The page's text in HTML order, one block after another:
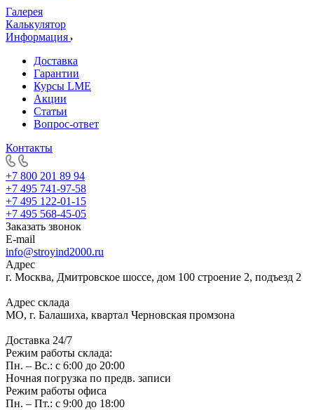
Галерея
Калькулятор
Информация
Доставка
Гарантии
Курсы LME
Акции
Статьи
Вопрос-ответ
Контакты
+7 800 201 89 94
+7 495 741-97-58
+7 495 122-01-15
+7 495 568-45-05
Заказать звонок
E-mail
info@stroyind2000.ru
Адрес
г. Москва, Дмитровское шоссе, дом 100 строение 2, подъезд 2
Адрес склада
МО, г. Балашиха, квартал Черновская промзона
Доставка 24/7
Режим работы склада:
Пн. – Вс.: с 6:00 до 20:00
Ночная погрузка по предв. записи
Режим работы офиса
Пн. – Пт.: с 9:00 до 18:00